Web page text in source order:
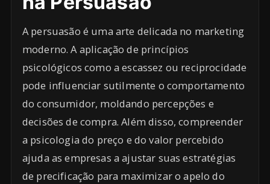
A persuasão é uma arte delicada no marketing
moderno. A aplicação de princípios
psicológicos como a escassez ou reciprocidade
pode influenciar sutilmente o comportamento
do consumidor, moldando percepções e
decisões de compra. Além disso, compreender
a psicologia do preço e do valor percebido
ajuda as empresas a ajustar suas estratégias
de precificação para maximizar o apelo do